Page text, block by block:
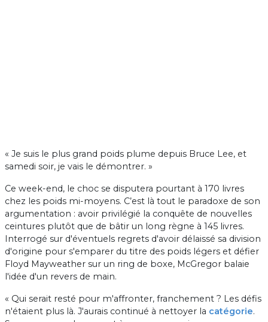
« Je suis le plus grand poids plume depuis Bruce Lee, et
samedi soir, je vais le démontrer. »
Ce week-end, le choc se disputera pourtant à 170 livres
chez les poids mi-moyens. C’est là tout le paradoxe de son
argumentation : avoir privilégié la conquête de nouvelles
ceintures plutôt que de bâtir un long règne à 145 livres.
Interrogé sur d'éventuels regrets d'avoir délaissé sa division
d'origine pour s'emparer du titre des poids légers et défier
Floyd Mayweather sur un ring de boxe, McGregor balaie
l'idée d'un revers de main.
« Qui serait resté pour m'affronter, franchement ? Les défis
n'étaient plus là. J'aurais continué à nettoyer la catégorie.